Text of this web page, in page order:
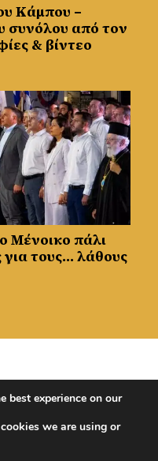
Κάμπου –
συνόλου από τον
& βίντεο
Μένοικο πάλι
τους… λάθους
NEXT ARTICLE
Ανακοίνωση Ροτσίδη
συνδρομές
best experience on our
we are using or